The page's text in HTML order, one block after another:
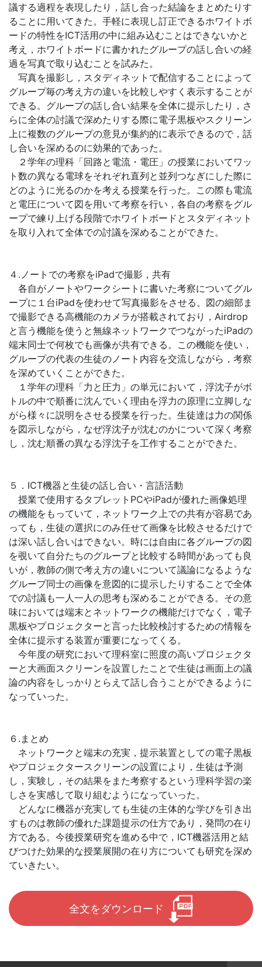
議する過程を表現したり，話し合った結論をまとめたりす
ることに用いてきた。手軽に表現し訂正できるホワイトボ
ードの特性をICT活用の中に組み込むことはできないかと
考え，ホワイトボードに書かれたグループの話し合いの経
過を写真で取り込むことを試みた。
写真を撮影し，スタディネットで配信することによって
グループ毎の考え方の違いを比較しやすく表示することが
できる。グループの話し合い結果を全体に提示したり，さ
らに全体の討議で深めたりする際に電子黒板やスクリーン
上に複数のグループの意見が集約的に表示できるので，話
し合いを深めるのに効果的であった。
２学年の理科「回路と電流・電圧」の授業においてワッ
ト数の異なる電球をそれぞれ直列と並列つなぎにした際に
どのように光るのかを考える授業を行った。この際も電流
と電圧について図を用いて考察を行い，各自の考察をグル
ープで練り上げる段階でホワイトボードとスタディネット
を取り入れて全体での討議を深めることができた。
４.ノートでの考察をiPadで撮影，共有
各自がノートやワークシートに書いた考察についてグル
ープに１台iPadを使わせて写真撮影をさせる。図の細部ま
で撮影できる高機能のカメラが搭載されており，Airdrop
と言う機能を使うと無線ネットワークでつながったiPadの
端末同士で何枚でも画像が共有できる。この機能を使い，
グループの代表の生徒のノート内容を交流しながら，考察
を深めていくことができた。
１学年の理科「力と圧力」の単元において，浮沈子がボ
トルの中で順番に沈んでいく理由を浮力の原理に立脚しな
がら様々に説明をさせる授業を行った。生徒達は力の関係
を図示しながら，なぜ浮沈子が沈むのかについて深く考察
し，沈む順番の異なる浮沈子を工作することができた。
５．ICT機器と生徒の話し合い・言語活動
授業で使用するタブレットPCやiPadが優れた画像処理
の機能をもっていて，ネットワーク上での共有が容易であ
っても，生徒の選択にのみ任せて画像を比較させるだけで
は深い話し合いはできない。時には自由に各グループの図
を覗いて自分たちのグループと比較する時間があっても良
いが，教師の側で考え方の違いについて議論になるような
グループ同士の画像を意図的に提示したりすることで全体
での討議も一人一人の思考も深めることができる。その意
味においては端末とネットワークの機能だけでなく，電子
黒板やプロジェクターと言った比較検討するための情報を
全体に提示する装置が重要になってくる。
今年度の研究において理科室に照度の高いプロジェクタ
ーと大画面スクリーンを設置したことで生徒は画面上の議
論の内容をしっかりとらえて話し合うことができるように
なっていった。
６.まとめ
ネットワークと端末の充実，提示装置としての電子黒板
やプロジェクタースクリーンの設置により，生徒は予測
し，実験し，その結果をまた考察するという理科学習の楽
しさを実感して取り組むようになっていった。
どんなに機器が充実しても生徒の主体的な学びを引き出
すものは教師の優れた課題提示の仕方であり，発問の在り
方である。今後授業研究を進める中で，ICT機器活用と結
びつけた効果的な授業展開の在り方についても研究を深め
ていきたい。
全文をダウンロード